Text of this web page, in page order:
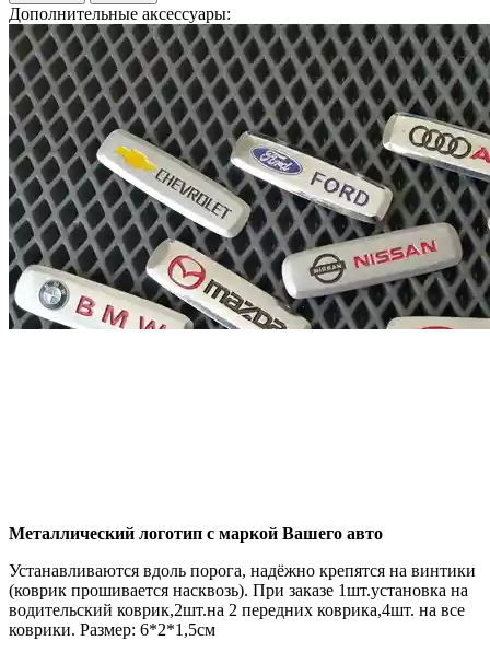
Дополнительные аксессуары:
Металлический логотип с маркой Вашего авто
Устанавливаются вдоль порога, надёжно крепятся на винтики
(коврик прошивается насквозь). При заказе 1шт.установка на
водительский коврик,2шт.на 2 передних коврика,4шт. на все
коврики. Размер: 6*2*1,5см